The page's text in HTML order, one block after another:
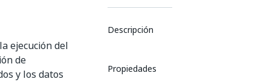
ejecución del
de
y los datos
Descripción
Propiedades